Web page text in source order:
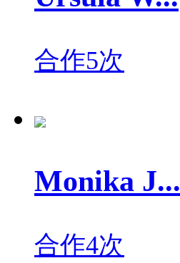
合作5次
Monika J...
合作4次